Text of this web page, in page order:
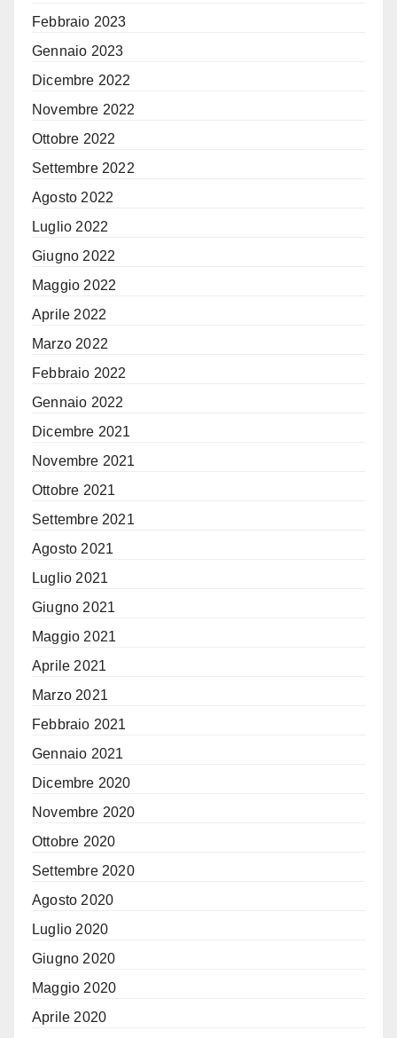
Febbraio 2023
Gennaio 2023
Dicembre 2022
Novembre 2022
Ottobre 2022
Settembre 2022
Agosto 2022
Luglio 2022
Giugno 2022
Maggio 2022
Aprile 2022
Marzo 2022
Febbraio 2022
Gennaio 2022
Dicembre 2021
Novembre 2021
Ottobre 2021
Settembre 2021
Agosto 2021
Luglio 2021
Giugno 2021
Maggio 2021
Aprile 2021
Marzo 2021
Febbraio 2021
Gennaio 2021
Dicembre 2020
Novembre 2020
Ottobre 2020
Settembre 2020
Agosto 2020
Luglio 2020
Giugno 2020
Maggio 2020
Aprile 2020